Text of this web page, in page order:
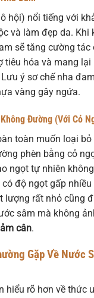
hội) nổi tiếng với
và làm đẹp da. Khi
sẽ tăng cường tác
tiêu hóa và mang
ý sơ chế nha
vàng gây ngứa.
Đường (Với Cỏ
toàn muốn loại
phèn bằng cỏ
ngọt tự nhiên
có độ ngọt gấp
lượng rất nhỏ cũng
sâm mà không
cân.
Gặp Về Nước
hiểu rõ hơn về thức